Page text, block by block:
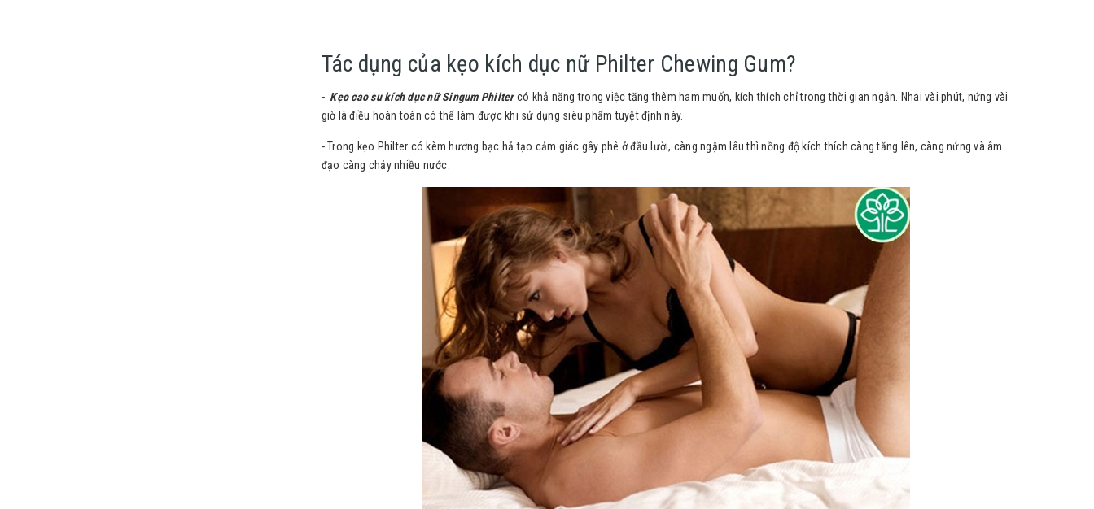
Tác dụng của kẹo kích dục nữ Philter Chewing Gum?
- Kẹo cao su kích dục nữ Singum Philtercó khả năng trong việc tăng thêm ham muốn, kích thích chỉ trong thời gian ngắn. Nhai vài phút, nứng vài
giờ là điều hoàn toàn có thể làm được khi sử dụng siêu phẩm tuyệt định này.
- Trong kẹo Philter có kèm hương bạc hả tạo cảm giác gây phê ở đầu lười, càng ngậm lâu thì nồng độ kích thích càng tăng lên, càng nứng và âm
đạo càng chảy nhiều nước.